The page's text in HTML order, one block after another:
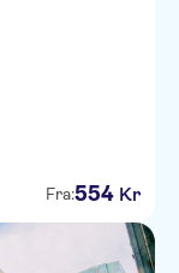
Fra:554 Kr